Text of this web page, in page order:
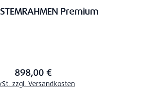
Premium
898,00 €
zzgl. Versandkosten